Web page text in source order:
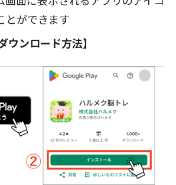
とができます
ウンロード方法】